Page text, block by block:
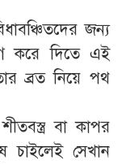
জন্য
করে দিতে এই
ব্রত নিয়ে পথ
বা কাপর
চাইলেই সেখান